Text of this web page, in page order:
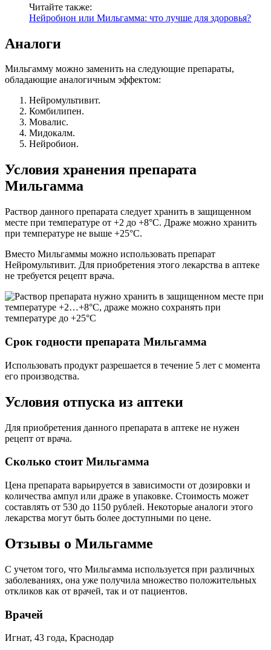
Читайте также:
Нейробион или Мильгамма: что лучше для здоровья?
Аналоги
Мильгамму можно заменить на следующие препараты,
обладающие аналогичным эффектом:
Нейромультивит.
Комбилипен.
Мовалис.
Мидокалм.
Нейробион.
Условия хранения препарата
Мильгамма
Раствор данного препарата следует хранить в защищенном
месте при температуре от +2 до +8°C. Драже можно хранить
при температуре не выше +25°C.
Вместо Мильгаммы можно использовать препарат
Нейромультивит. Для приобретения этого лекарства в аптеке
не требуется рецепт врача.
Срок годности препарата Мильгамма
Использовать продукт разрешается в течение 5 лет с момента
его производства.
Условия отпуска из аптеки
Для приобретения данного препарата в аптеке не нужен
рецепт от врача.
Сколько стоит Мильгамма
Цена препарата варьируется в зависимости от дозировки и
количества ампул или драже в упаковке. Стоимость может
составлять от 530 до 1150 рублей. Некоторые аналоги этого
лекарства могут быть более доступными по цене.
Отзывы о Мильгамме
С учетом того, что Мильгамма используется при различных
заболеваниях, она уже получила множество положительных
откликов как от врачей, так и от пациентов.
Врачей
Игнат, 43 года, Краснодар